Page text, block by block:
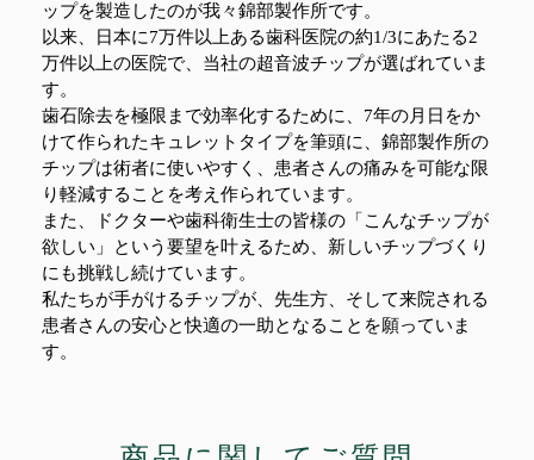
ップを製造したのが我々錦部製作所です。
以来、日本に7万件以上ある歯科医院の約1/3にあたる2
万件以上の医院で、当社の超音波チップが選ばれていま
す。
歯石除去を極限まで効率化するために、7年の月日をか
けて作られたキュレットタイプを筆頭に、錦部製作所の
チップは術者に使いやすく、患者さんの痛みを可能な限
り軽減することを考え作られています。
また、ドクターや歯科衛生士の皆様の「こんなチップが
欲しい」という要望を叶えるため、新しいチップづくり
にも挑戦し続けています。
私たちが手がけるチップが、先生方、そして来院される
患者さんの安心と快適の一助となることを願っていま
す。